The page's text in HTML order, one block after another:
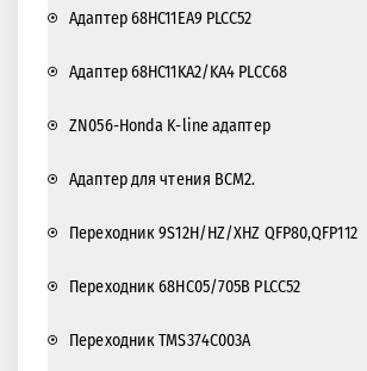
Адаптер 68HC11EA9 PLCC52
Адаптер 68HC11KA2/KA4 PLCC68
ZN056-Honda K-line адаптер
Адаптер для чтения BCM2.
Переходник 9S12H/HZ/XHZ QFP80,QFP112
Переходник 68HC05/705B PLCC52
Переходник TMS374C003A